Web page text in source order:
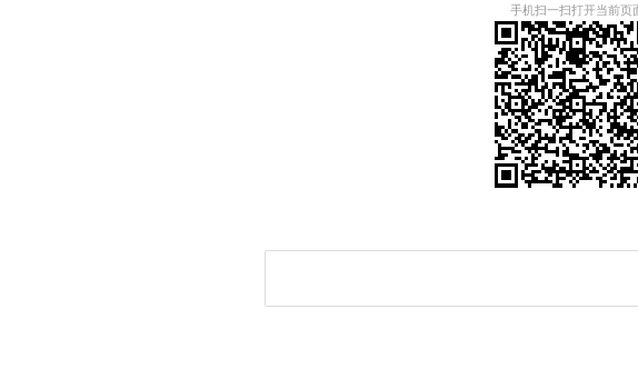
手机扫一扫打开当前页